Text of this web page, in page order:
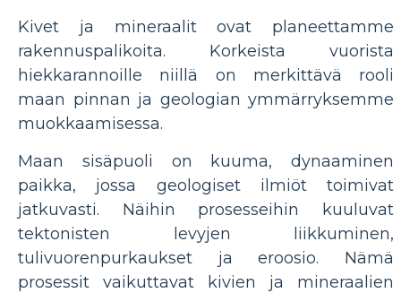
Kivet ja mineraalit ovat planeettamme
rakennuspalikoita. Korkeista vuorista
hiekkarannoille niillä on merkittävä rooli
maan pinnan ja geologian ymmärryksemme
muokkaamisessa.
Maan sisäpuoli on kuuma, dynaaminen
paikka, jossa geologiset ilmiöt toimivat
jatkuvasti. Näihin prosesseihin kuuluvat
tektonisten levyjen liikkuminen,
tulivuorenpurkaukset ja eroosio. Nämä
prosessit vaikuttavat kivien ja mineraalien